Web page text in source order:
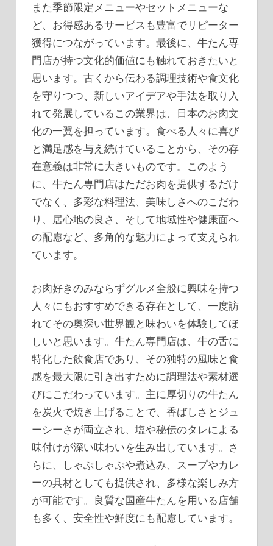
また季節限定メニューやセットメニューな
ど、お得感あるサービスも豊富でリピーター
獲得につながっています。最後に、牛たん専
門店が持つ文化的価値にも触れておきたいと
思います。古くから伝わる調理技術や食文化
を守りつつ、新しいアイデアや手法を取り入
れて発展しているこの業界は、日本のお肉文
化の一翼を担っています。食べる人々に喜び
と満足感を与え続けていることから、その存
在意義は非常に大きいものです。このよう
に、牛たん専門店はただお肉を提供するだけ
でなく、多彩な料理法、美味しさへのこだわ
り、居心地の良さ、そして地域性や健康面へ
の配慮など、多角的な魅力によって支えられ
ています。
お肉好きのみならずグルメ全般に興味を持つ
人々にもおすすめできる存在として、一度訪
れてその奥深い世界観と味わいを体験してほ
しいと思います。牛たん専門店は、牛の舌に
特化した飲食店であり、その独特の風味と食
感を最大限に引き出すために調理法や素材選
びにこだわっています。主に厚切りの牛たん
を炭火で焼き上げることで、香ばしさとジュ
ーシーさが両立され、塩や秘伝のタレによる
味付けが深い味わいを生み出しています。さ
らに、しゃぶしゃぶや煮込み、スープやカレ
ーの具材としても提供され、多様な楽しみ方
が可能です。良質な国産牛たんを用いる店舗
も多く、安全性や鮮度にも配慮しています。